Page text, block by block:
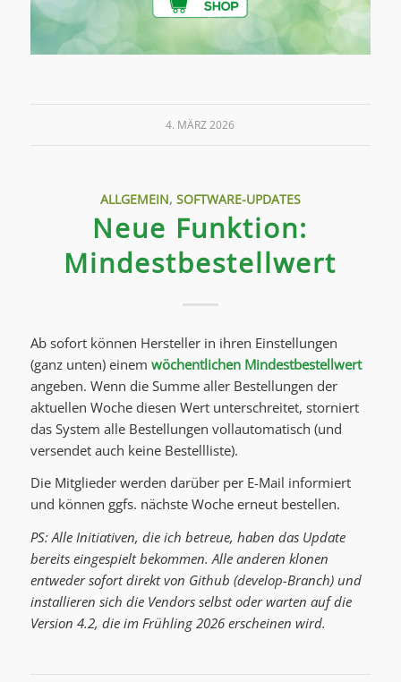
4. MÄRZ 2026
ALLGEMEIN, SOFTWARE-UPDATES
Neue Funktion:
Mindestbestellwert
Ab sofort können Hersteller in ihren Einstellungen
(ganz unten) einem wöchentlichen Mindestbestellwert
angeben. Wenn die Summe aller Bestellungen der
aktuellen Woche diesen Wert unterschreitet, storniert
das System alle Bestellungen vollautomatisch (und
versendet auch keine Bestellliste).
Die Mitglieder werden darüber per E-Mail informiert
und können ggfs. nächste Woche erneut bestellen.
PS: Alle Initiativen, die ich betreue, haben das Update
bereits eingespielt bekommen. Alle anderen klonen
entweder sofort direkt von Github (develop-Branch) und
installieren sich die Vendors selbst oder warten auf die
Version 4.2, die im Frühling 2026 erscheinen wird.